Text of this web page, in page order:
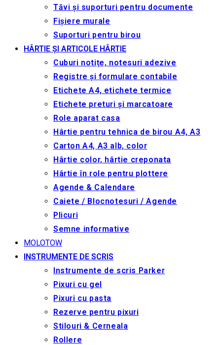
Tăvi și suporturi pentru documente
Fișiere murale
Suporturi pentru birou
HÂRTIE ȘI ARTICOLE HÂRTIE
Cuburi notițe, notesuri adezive
Registre și formulare contabile
Etichete A4, etichete termice
Etichete preturi și marcatoare
Role aparat casa
Hârtie pentru tehnica de birou A4, A3
Carton A4, A3 alb, color
Hârtie color, hârtie creponata
Hârtie în role pentru plottere
Agende & Calendare
Caiete / Blocnotesuri / Agende
Plicuri
Semne informative
MOLOTOW
INSTRUMENTE DE SCRIS
Instrumente de scris Parker
Pixuri cu gel
Pixuri cu pasta
Rezerve pentru pixuri
Stilouri & Сerneala
Rollere